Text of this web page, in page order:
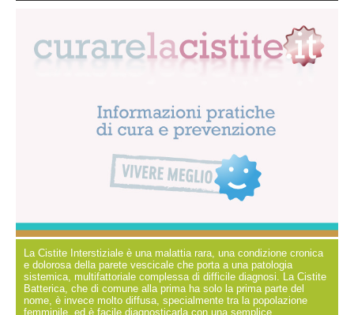
La Cistite Interstiziale è una malattia rara, una condizione cronica
e dolorosa della parete vescicale che porta a una patologia
sistemica, multifattoriale complessa di difficile diagnosi. La Cistite
Batterica, che di comune alla prima ha solo la prima parte del
nome, è invece molto diffusa, specialmente tra la popolazione
femminile, ed è facile diagnosticarla con una semplice